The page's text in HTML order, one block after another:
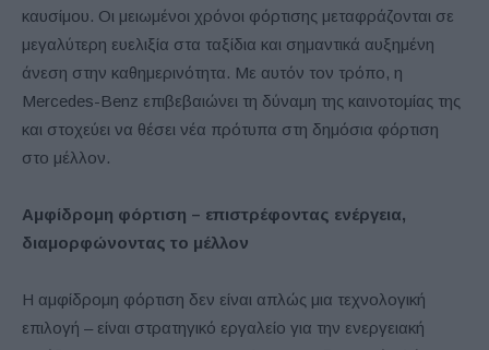
καυσίμου. Οι μειωμένοι χρόνοι φόρτισης μεταφράζονται σε
μεγαλύτερη ευελιξία στα ταξίδια και σημαντικά αυξημένη
άνεση στην καθημερινότητα. Με αυτόν τον τρόπο, η
Mercedes-Benz επιβεβαιώνει τη δύναμη της καινοτομίας της
και στοχεύει να θέσει νέα πρότυπα στη δημόσια φόρτιση
στο μέλλον.
Αμφίδρομη φόρτιση – επιστρέφοντας ενέργεια,
διαμορφώνοντας το μέλλον
Η αμφίδρομη φόρτιση δεν είναι απλώς μια τεχνολογική
επιλογή – είναι στρατηγικό εργαλείο για την ενεργειακή